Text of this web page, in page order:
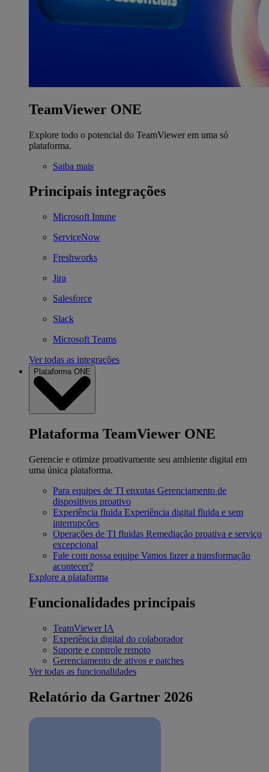
TeamViewer ONE
Explore todo o potencial do TeamViewer em uma só
plataforma.
Saiba mais
Principais integrações
Microsoft Intune
ServiceNow
Freshworks
Jira
Salesforce
Slack
Microsoft Teams
Ver todas as integrações
Plataforma ONE
Plataforma TeamViewer ONE
Gerencie e otimize proativamente seu ambiente digital em
uma única plataforma.
Para equipes de TI enxutas Gerenciamento de
dispositivos proativo
Experiência fluida Experiência digital fluida e sem
interrupções
Operações de TI fluidas Remediação proativa e serviço
excepcional
Fale com nossa equipe Vamos fazer a transformação
acontecer?
Explore a plataforma
Funcionalidades principais
TeamViewer IA
Experiência digital do colaborador
Suporte e controle remoto
Gerenciamento de ativos e patches
Ver todas as funcionalidades
Relatório da Gartner 2026